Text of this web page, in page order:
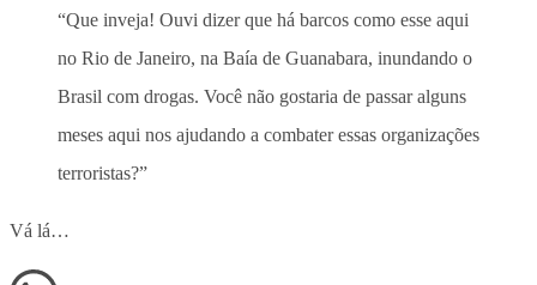
“Que inveja! Ouvi dizer que há barcos como esse aqui
no Rio de Janeiro, na Baía de Guanabara, inundando o
Brasil com drogas. Você não gostaria de passar alguns
meses aqui nos ajudando a combater essas organizações
terroristas?”
Vá lá…